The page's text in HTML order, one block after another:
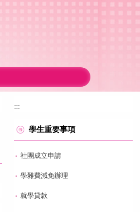
:::
學生重要事項
社團成立申請
學雜費減免辦理
就學貸款